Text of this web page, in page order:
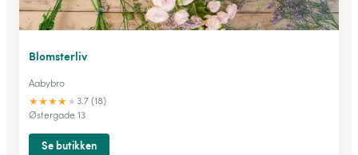
Blomsterliv
Aabybro
★★★★★3.7 (18)
Østergade 13
Se butikken